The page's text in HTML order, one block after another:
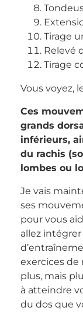
Tirage
Relevé
Tirage
Vous voyez,
Ces
grands
inférieurs,
du rachis
lombes ou
Je vais
ses
pour vous
allez
exercices de
plus, mais
à atteindre
du dos que